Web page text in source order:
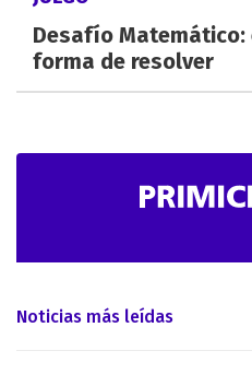
Desafío
forma de resolver
Noticias más leídas